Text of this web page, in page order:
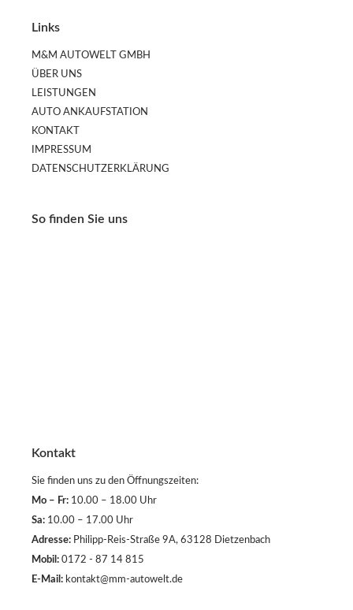
Links
M&M AUTOWELT GMBH
ÜBER UNS
LEISTUNGEN
AUTO ANKAUFSTATION
KONTAKT
IMPRESSUM
DATENSCHUTZERKLÄRUNG
So finden Sie uns
Kontakt
Sie finden uns zu den Öffnungszeiten:
Mo – Fr: 10.00 – 18.00 Uhr
Sa: 10.00 – 17.00 Uhr
Adresse: Philipp-Reis-Straße 9A, 63128 Dietzenbach
Mobil: 0172 - 87 14 815
E-Mail: kontakt@mm-autowelt.de